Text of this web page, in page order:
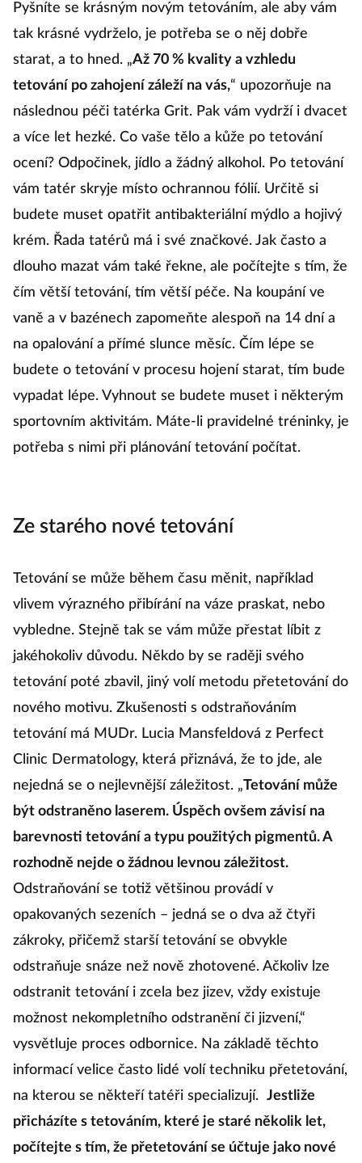
Pyšníte se krásným novým tetováním, ale aby vám
tak krásné vydrželo, je potřeba se o něj dobře
starat, a to hned. „Až 70 % kvality a vzhledu
tetování po zahojení záleží na vás,“ upozorňuje na
následnou péči tatérka Grit. Pak vám vydrží i dvacet
a více let hezké. Co vaše tělo a kůže po tetování
ocení? Odpočinek, jídlo a žádný alkohol. Po tetování
vám tatér skryje místo ochrannou fólií. Určitě si
budete muset opatřit antibakteriální mýdlo a hojivý
krém. Řada tatérů má i své značkové. Jak často a
dlouho mazat vám také řekne, ale počítejte s tím, že
čím větší tetování, tím větší péče. Na koupání ve
vaně a v bazénech zapomeňte alespoň na 14 dní a
na opalování a přímé slunce měsíc. Čím lépe se
budete o tetování v procesu hojení starat, tím bude
vypadat lépe. Vyhnout se budete muset i některým
sportovním aktivitám. Máte-li pravidelné tréninky, je
potřeba s nimi při plánování tetování počítat.
Ze starého nové tetování
Tetování se může během času měnit, například
vlivem výrazného přibírání na váze praskat, nebo
vybledne. Stejně tak se vám může přestat líbit z
jakéhokoliv důvodu. Někdo by se raději svého
tetování poté zbavil, jiný volí metodu přetetování do
nového motivu. Zkušenosti s odstraňováním
tetování má MUDr. Lucia Mansfeldová z Perfect
Clinic Dermatology, která přiznává, že to jde, ale
nejedná se o nejlevnější záležitost. „Tetování může
být odstraněno laserem. Úspěch ovšem závisí na
barevnosti tetování a typu použitých pigmentů. A
rozhodně nejde o žádnou levnou záležitost.
Odstraňování se totiž většinou provádí v
opakovaných sezeních – jedná se o dva až čtyři
zákroky, přičemž starší tetování se obvykle
odstraňuje snáze než nově zhotovené. Ačkoliv lze
odstranit tetování i zcela bez jizev, vždy existuje
možnost nekompletního odstranění či jizvení,“
vysvětluje proces odbornice. Na základě těchto
informací velice často lidé volí techniku přetetování,
na kterou se někteří tatéři specializují. Jestliže
přicházíte s tetováním, které je staré několik let,
počítejte s tím, že přetetování se účtuje jako nové